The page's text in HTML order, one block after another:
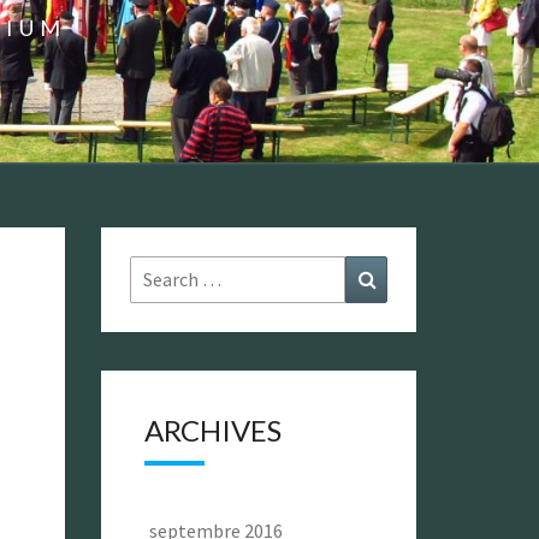
Search
for:
ARCHIVES
septembre 2016